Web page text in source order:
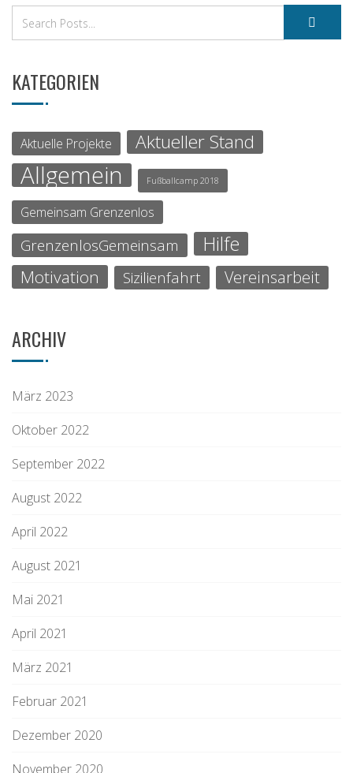
KATEGORIEN
Aktuelle Projekte Aktueller Stand
Allgemein Fußballcamp 2018
Gemeinsam Grenzenlos
GrenzenlosGemeinsam Hilfe
Motivation Sizilienfahrt Vereinsarbeit
ARCHIV
März 2023
Oktober 2022
September 2022
August 2022
April 2022
August 2021
Mai 2021
April 2021
März 2021
Februar 2021
Dezember 2020
November 2020